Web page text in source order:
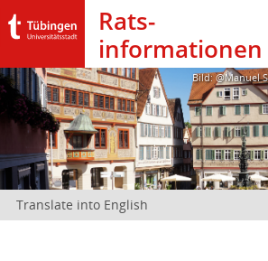
Rats­
informationen
Bild: @Manuel
Translate into English